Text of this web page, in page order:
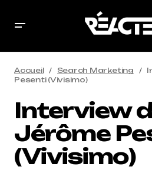
Accueil Search Marketing
Pesenti (Vivisimo)
Interview
Jérôme
(Vivisimo)